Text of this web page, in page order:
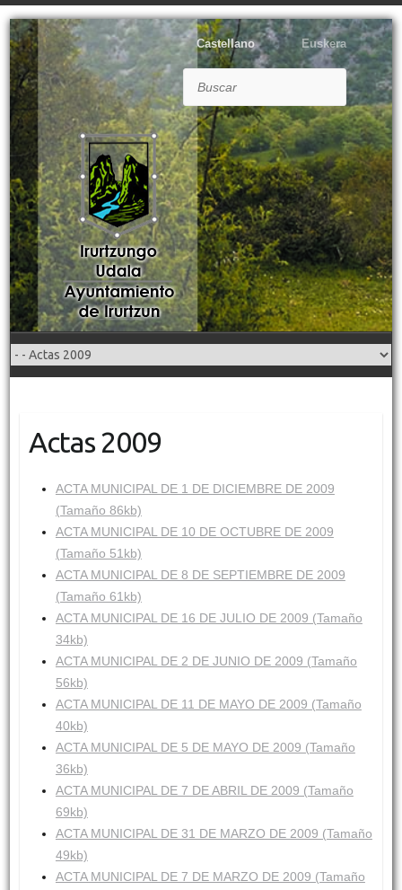
Castellano Euskera
Actas 2009
ACTA MUNICIPAL DE 1 DE DICIEMBRE DE 2009
(Tamaño 86kb)
ACTA MUNICIPAL DE 10 DE OCTUBRE DE 2009
(Tamaño 51kb)
ACTA MUNICIPAL DE 8 DE SEPTIEMBRE DE 2009
(Tamaño 61kb)
ACTA MUNICIPAL DE 16 DE JULIO DE 2009 (Tamaño
34kb)
ACTA MUNICIPAL DE 2 DE JUNIO DE 2009 (Tamaño
56kb)
ACTA MUNICIPAL DE 11 DE MAYO DE 2009 (Tamaño
40kb)
ACTA MUNICIPAL DE 5 DE MAYO DE 2009 (Tamaño
36kb)
ACTA MUNICIPAL DE 7 DE ABRIL DE 2009 (Tamaño
69kb)
ACTA MUNICIPAL DE 31 DE MARZO DE 2009 (Tamaño
49kb)
ACTA MUNICIPAL DE 7 DE MARZO DE 2009 (Tamaño